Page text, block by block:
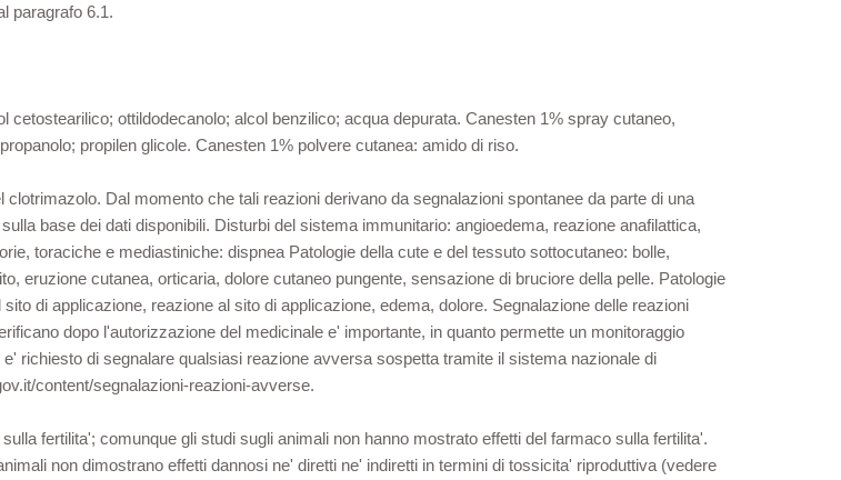
paragrafo 6.1.
ottildodecanolo; alcol benzilico; acqua depurata. Canesten 1% spray cutaneo,
propilen glicole. Canesten 1% polvere cutanea: amido di riso.
Dal momento che tali reazioni derivano da segnalazioni spontanee da parte di una
base dei dati disponibili. Disturbi del sistema immunitario: angioedema, reazione anafilattica,
toraciche e mediastiniche: dispnea Patologie della cute e del tessuto sottocutaneo: bolle,
eruzione cutanea, orticaria, dolore cutaneo pungente, sensazione di bruciore della pelle. Patologie
di applicazione, reazione al sito di applicazione, edema, dolore. Segnalazione delle reazioni
dopo l'autorizzazione del medicinale e' importante, in quanto permette un monitoraggio
richiesto di segnalare qualsiasi reazione avversa sospetta tramite il sistema nazionale di
content/segnalazioni-reazioni-avverse.
fertilita'; comunque gli studi sugli animali non hanno mostrato effetti del farmaco sulla fertilita'.
non dimostrano effetti dannosi ne' diretti ne' indiretti in termini di tossicita' riproduttiva (vedere